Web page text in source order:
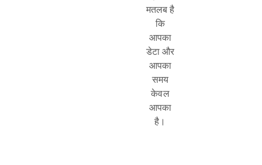
मतलब है
कि
आपका
डेटा और
आपका
समय
केवल
आपका
है।